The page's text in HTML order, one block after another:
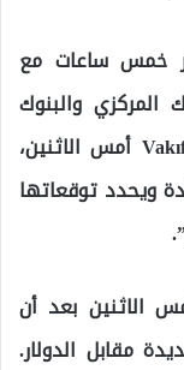
خمس ساعات مع
المركزي والبنوك
التي تديرها الدولة، Halkbank و Vakıfbank أمس الاثنين،
ويحدد توقعاتها
الاثنين بعد أن
مقابل الدولار.